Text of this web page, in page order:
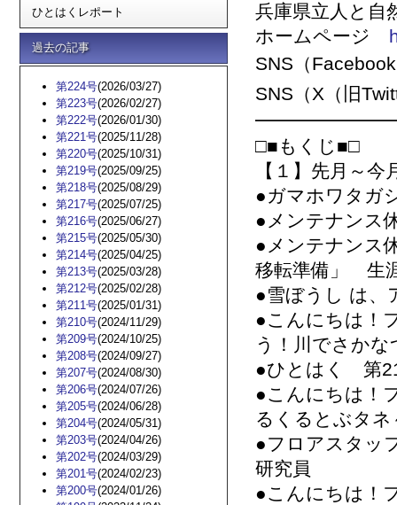
ひとはくレポート
過去の記事
第224号(2026/03/27)
第223号(2026/02/27)
第222号(2026/01/30)
第221号(2025/11/28)
第220号(2025/10/31)
第219号(2025/09/25)
第218号(2025/08/29)
第217号(2025/07/25)
第216号(2025/06/27)
第215号(2025/05/30)
第214号(2025/04/25)
第213号(2025/03/28)
第212号(2025/02/28)
第211号(2025/01/31)
第210号(2024/11/29)
第209号(2024/10/25)
第208号(2024/09/27)
第207号(2024/08/30)
第206号(2024/07/26)
第205号(2024/06/28)
第204号(2024/05/31)
第203号(2024/04/26)
第202号(2024/03/29)
第201号(2024/02/23)
第200号(2024/01/26)
兵庫県立人と自
ホームページ
SNS（
SNS（X（旧
□■もくじ■□
【１】先月～
●ガマホワタガ
●メンテナンス
●メンテナンス
移転準備」 生
●雪ぼうし は、
●こんにちは！
う！川でさかな
●ひとはく 第
●こんにちは！
るくるとぶタネ
●フロアスタッ
研究員
●こんにちは！